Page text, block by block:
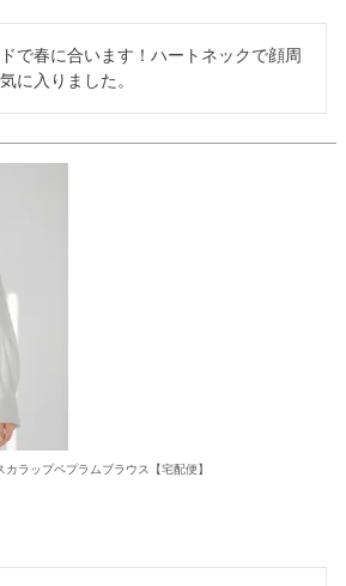
で春に合います！ハートネックで顔周
に入りました。
カラップペプラムブラウス【宅配便】